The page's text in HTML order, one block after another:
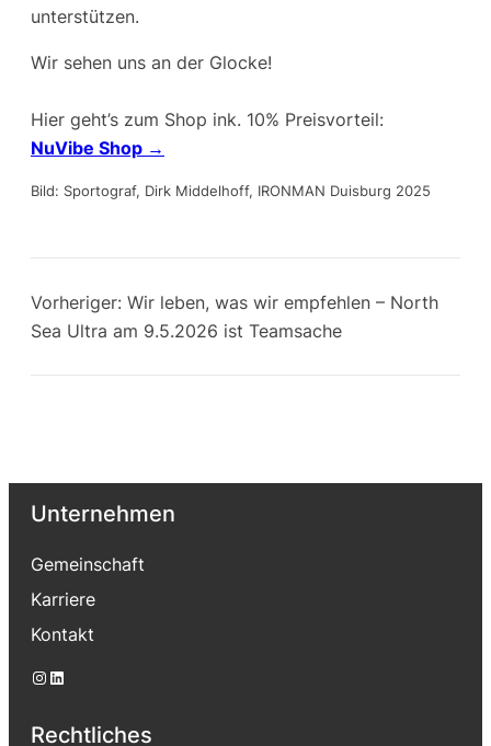
unterstützen.
Wir sehen uns an der Glocke!
Hier geht’s zum Shop ink. 10% Preisvorteil:
NuVibe Shop →
Bild: Sportograf, Dirk Middelhoff, IRONMAN Duisburg 2025
Vorheriger: Wir leben, was wir empfehlen – North
Sea Ultra am 9.5.2026 ist Teamsache
Unternehmen
Gemeinschaft
Karriere
Kontakt
Instagram LinkedIn
Rechtliches